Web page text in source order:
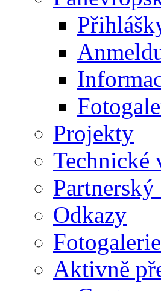
Projekty
Technické
Odkazy
Fotogalerie
Aktivně